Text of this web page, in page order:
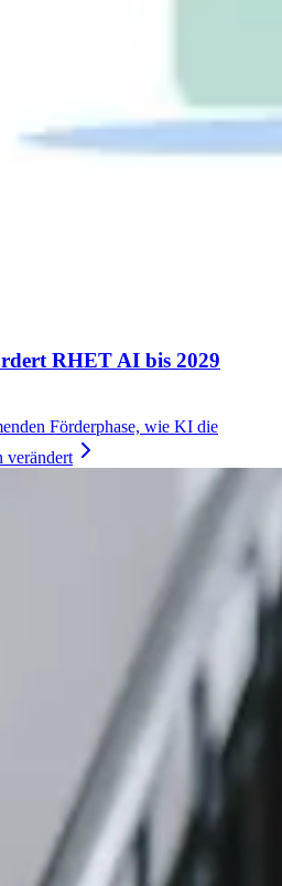
RHET AI bis 2029
Förderphase, wie KI die
verändert